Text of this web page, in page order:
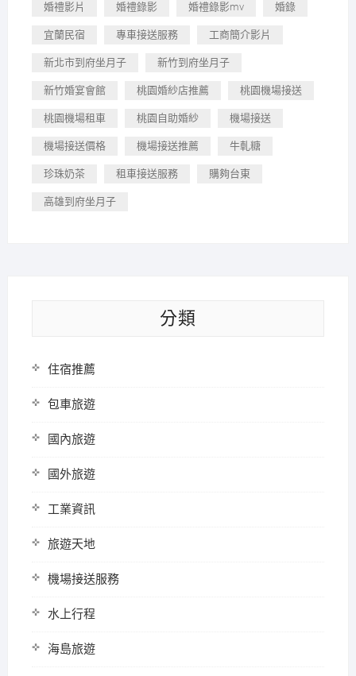
婚禮影片 婚禮錄影 婚禮錄影mv 婚錄
宜蘭民宿 專車接送服務 工商簡介影片
新北市到府坐月子 新竹到府坐月子
新竹婚宴會館 桃園婚紗店推薦 桃園機場接送
桃園機場租車 桃園自助婚紗 機場接送
機場接送價格 機場接送推薦 牛軋糖
珍珠奶茶 租車接送服務 購夠台東
高雄到府坐月子
分類
住宿推薦
包車旅遊
國內旅遊
國外旅遊
工業資訊
旅遊天地
機場接送服務
水上行程
海島旅遊